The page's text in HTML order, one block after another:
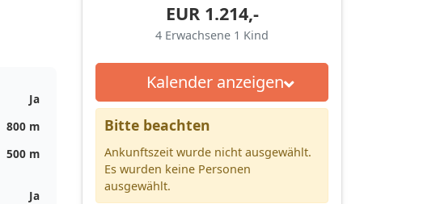
Ja
800 m
500 m
Ja
EUR 1.214,-
4 Erwachsene 1 Kind
Kalender anzeigen
Bitte beachten
Ankunftszeit wurde nicht ausgewählt.
Es wurden keine Personen
ausgewählt.